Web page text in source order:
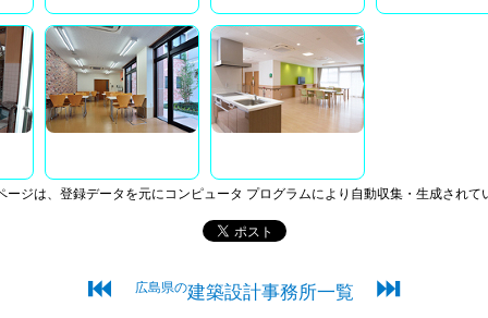
ジは、登録データを元にコンピュータ プログラムにより自動収集・生成されて
⏮ 広島県の建築設計事務所一覧 ⏭